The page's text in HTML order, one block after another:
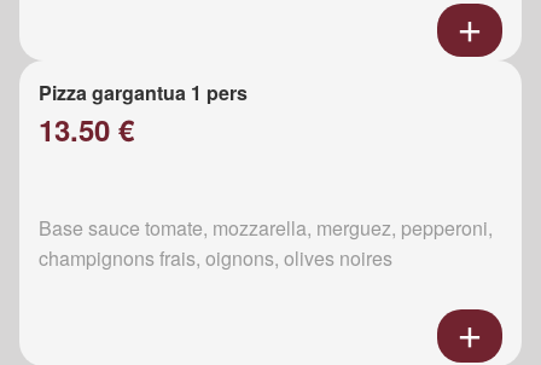
Pizza gargantua 1 pers
13.50 €
Base sauce tomate, mozzarella, merguez, pepperoni,
champignons frais, oignons, olives noires